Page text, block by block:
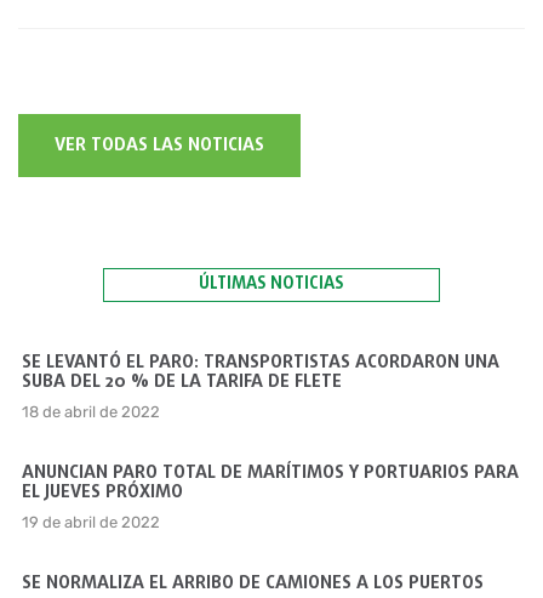
VER TODAS LAS NOTICIAS
ÚLTIMAS NOTICIAS
SE LEVANTÓ EL PARO: TRANSPORTISTAS ACORDARON UNA
SUBA DEL 20 % DE LA TARIFA DE FLETE
18 de abril de 2022
ANUNCIAN PARO TOTAL DE MARÍTIMOS Y PORTUARIOS PARA
EL JUEVES PRÓXIMO
19 de abril de 2022
SE NORMALIZA EL ARRIBO DE CAMIONES A LOS PUERTOS